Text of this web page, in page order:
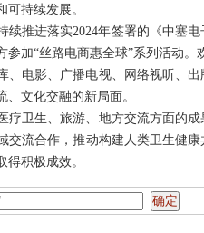
持续发展。
续推进落实2024年签署的《中塞
加“丝路电商惠全球”系列活动。
、电影、广播电视、网络视听、
文化交融的新局面。
疗卫生、旅游、地方交流方面的
交流合作，推动构建人类卫生健
积极成效。